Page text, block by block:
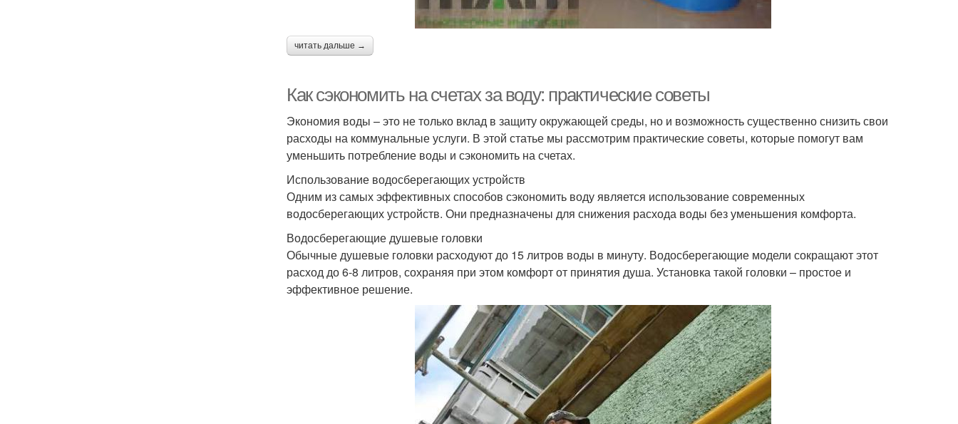
читать дальше →
Как сэкономить на счетах за воду: практические советы
Экономия воды – это не только вклад в защиту окружающей среды, но и возможность существенно снизить свои
расходы на коммунальные услуги. В этой статье мы рассмотрим практические советы, которые помогут вам
уменьшить потребление воды и сэкономить на счетах.
Использование водосберегающих устройств
Одним из самых эффективных способов сэкономить воду является использование современных
водосберегающих устройств. Они предназначены для снижения расхода воды без уменьшения комфорта.
Водосберегающие душевые головки
Обычные душевые головки расходуют до 15 литров воды в минуту. Водосберегающие модели сокращают этот
расход до 6-8 литров, сохраняя при этом комфорт от принятия душа. Установка такой головки – простое и
эффективное решение.